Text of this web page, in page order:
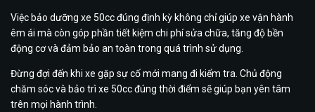
Việc bảo dưỡng xe 50cc đúng định kỳ không chỉ giúp xe vận hành
êm ái mà còn góp phần tiết kiệm chi phí sửa chữa, tăng độ bền
động cơ và đảm bảo an toàn trong quá trình sử dụng.
Đừng đợi đến khi xe gặp sự cố mới mang đi kiểm tra. Chủ động
chăm sóc và bảo trì xe 50cc đúng thời điểm sẽ giúp bạn yên tâm
trên mọi hành trình.